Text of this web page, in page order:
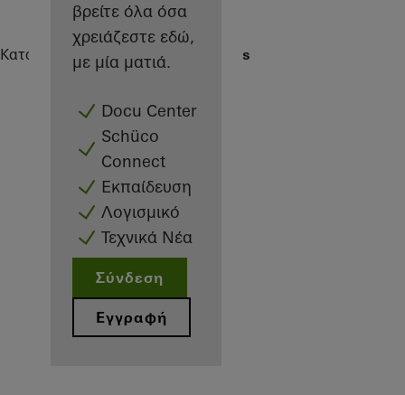
βρείτε όλα όσα
χρειάζεστε εδώ,
με μία ματιά.
Docu Center
Schüco
Connect
Εκπαίδευση
Λογισμικό
Τεχνικά Νέα
Σύνδεση
Εγγραφή
ΚατασκευαστέςΑναφορές Highlights